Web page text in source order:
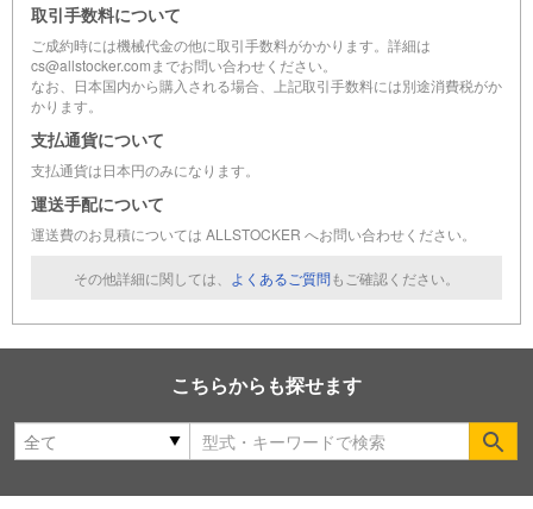
取引手数料について
ご成約時には機械代金の他に取引手数料がかかります。詳細は
cs@allstocker.comまでお問い合わせください。
なお、日本国内から購入される場合、上記取引手数料には別途消費税がか
かります。
支払通貨について
支払通貨は日本円のみになります。
運送手配について
運送費のお見積については ALLSTOCKER へお問い合わせください。
その他詳細に関しては、 よくあるご質問もご確認ください。
こちらからも探せます